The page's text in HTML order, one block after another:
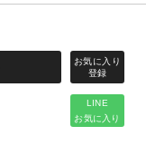
LINE
お気に入り